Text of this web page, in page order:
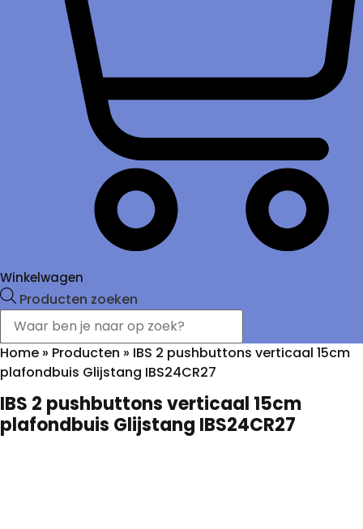
Winkelwagen
Producten zoeken
Home » Producten » IBS 2 pushbuttons verticaal 15cm
plafondbuis Glijstang IBS24CR27
IBS 2 pushbuttons verticaal 15cm
plafondbuis Glijstang IBS24CR27